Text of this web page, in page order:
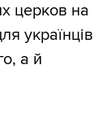
церков на
українців
а й